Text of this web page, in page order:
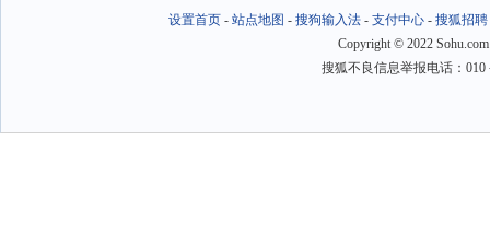
设置首页 -站点地图 -搜狗输入法 -支付中心 -搜狐招聘
Copyright © 2022
搜狐不良信息举报电话：010